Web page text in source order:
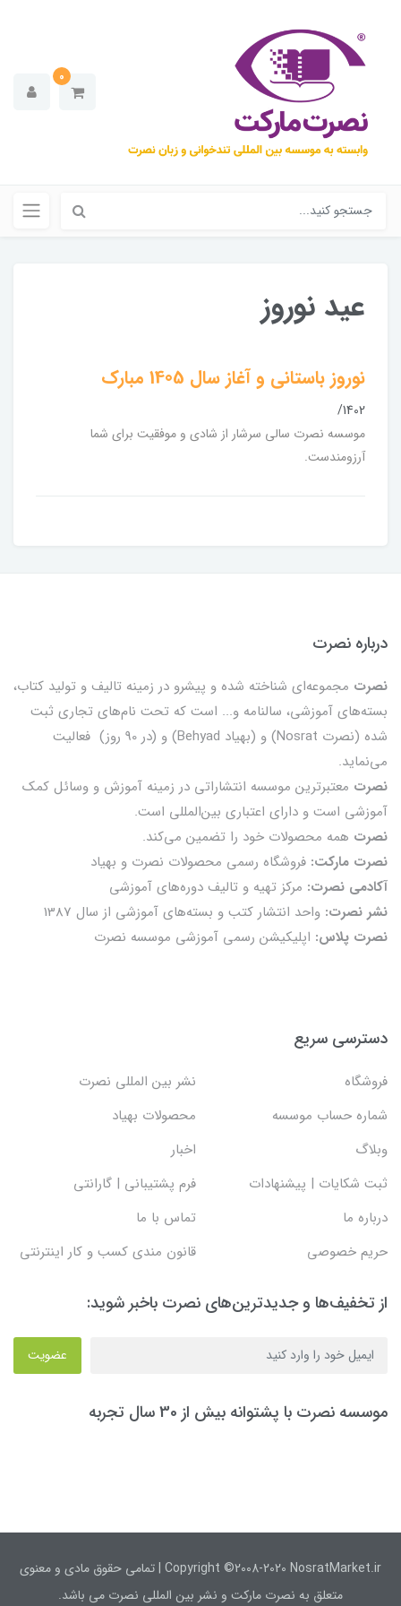
0
عید نوروز
نوروز باستانی و آغاز سال 1405 مبارک
/1402
موسسه نصرت سالی سرشار از شادی و موفقیت برای شما
آرزومندست.
درباره نصرت
نصرت مجموعه‌ای شناخته شده و پیشرو در زمینه تالیف و تولید کتاب،
بسته‌های آموزشی، سالنامه و... است که تحت نام‌های تجاری ثبت
شده (نصرت Nosrat) و (بهیاد Behyad) و (در 90 روز) فعالیت
می‌نماید.
نصرت معتبرترین موسسه انتشاراتی در زمینه آموزش و وسائل کمک
آموزشی است و دارای اعتباری بین‌المللی است.
نصرت همه محصولات خود را تضمين می‌كند.
نصرت مارکت: فروشگاه رسمی محصولات نصرت و بهیاد
آکادمی نصرت: مرکز تهیه و تالیف دوره‌های آموزشی
نشر نصرت: واحد انتشار کتب و بسته‌های آموزشی از سال 1387
نصرت پلاس: اپلیکیشن رسمی آموزشی موسسه نصرت
دسترسی سریع
فروشگاه
نشر بین المللی نصرت
شماره حساب موسسه
محصولات بهیاد
وبلاگ
اخبار
ثبت شکایات | پیشنهادات
فرم پشتیبانی | گارانتی
درباره ما
تماس با ما
حریم خصوصی
قانون مندی کسب و کار اینترنتی
از تخفیف‌ها و جدیدترین‌های نصرت باخبر شوید:
عضویت
موسسه نصرت با پشتوانه بیش از 30 سال تجربه
Copyright ©2008-2020 NosratMarket.ir | تمامی حقوق مادی و معنوی
متعلق به نصرت مارکت و نشر بین المللی نصرت می باشد.